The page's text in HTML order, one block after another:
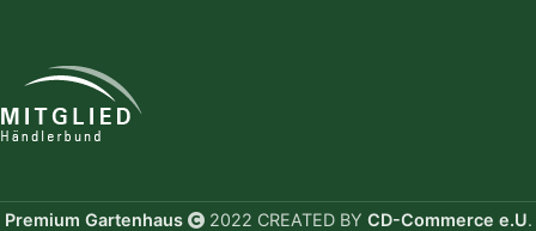
Premium Gartenhaus 2022 CREATED BY CD-Commerce e.U.